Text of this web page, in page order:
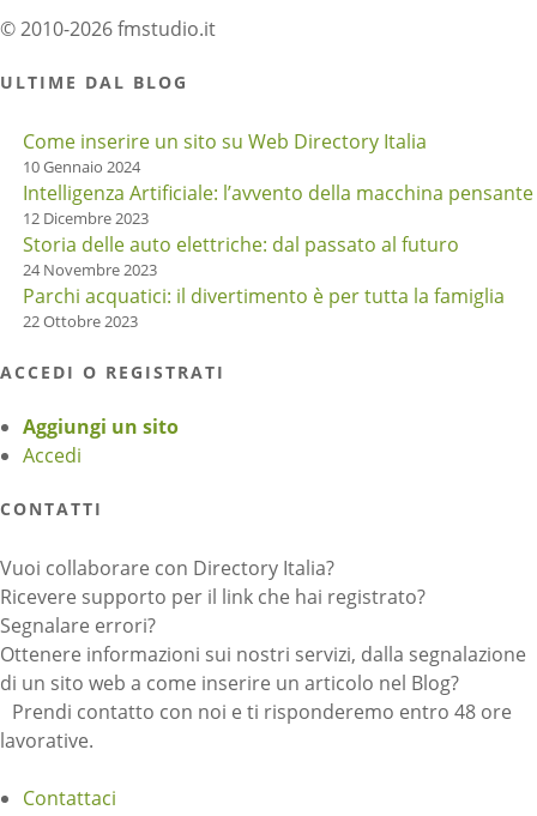
© 2010-2026 fmstudio.it
ULTIME DAL BLOG
Come inserire un sito su Web Directory Italia
10 Gennaio 2024
Intelligenza Artificiale: l’avvento della macchina pensante
12 Dicembre 2023
Storia delle auto elettriche: dal passato al futuro
24 Novembre 2023
Parchi acquatici: il divertimento è per tutta la famiglia
22 Ottobre 2023
ACCEDI O REGISTRATI
Aggiungi un sito
Accedi
CONTATTI
Vuoi collaborare con Directory Italia?
Ricevere supporto per il link che hai registrato?
Segnalare errori?
Ottenere informazioni sui nostri servizi, dalla segnalazione
di un sito web a come inserire un articolo nel Blog?
Prendi contatto con noi e ti risponderemo entro 48 ore
lavorative.
Contattaci